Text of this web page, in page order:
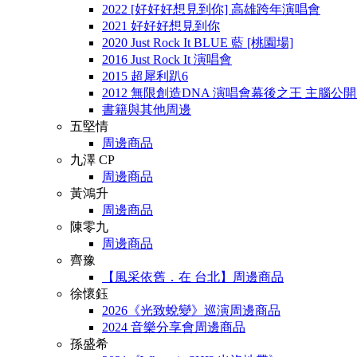
2022 [好好好想見到你] 高雄跨年演唱會
2021 好好好想見到你
2020 Just Rock It BLUE 藍 [桃園場]
2016 Just Rock It 演唱會
2015 超犀利趴6
2012 無限創造DNA 演唱會幕後之王 主腦公
書籍與其他周邊
五堅情
周邊商品
九澤 CP
周邊商品
黃鴻升
周邊商品
陳零九
周邊商品
齊豫
【風采依舊．在 台北】周邊商品
徐懷鈺
2026《光致蛻變》巡演周邊商品
2024 音樂分享會周邊商品
孫盛希